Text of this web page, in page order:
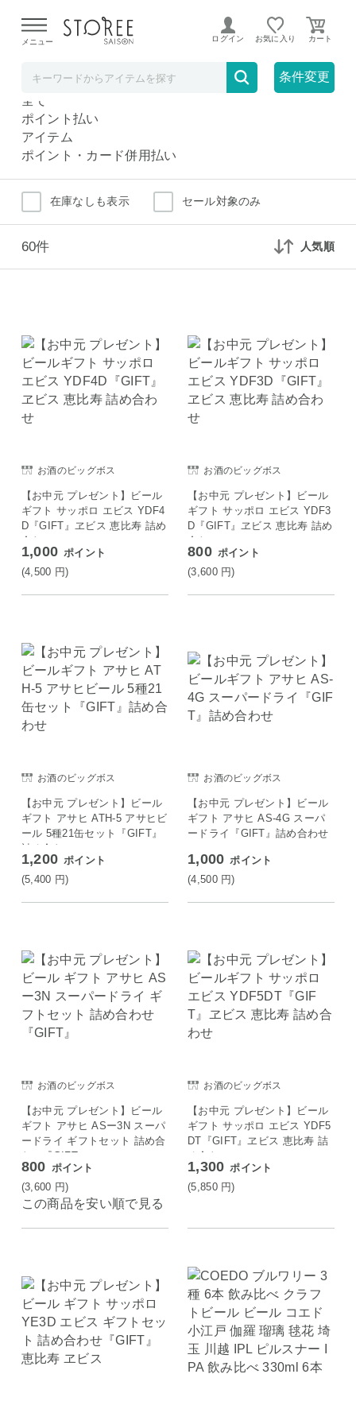
よる配送遅延が発生しております。
メニュー ログイン お気に入り
条件変更
ビールセット・詰め合わせ
ビールセット・詰め合わせ
全て
ポイント払い
アイテム
ポイント・カード併用払い
在庫なしも表示 セール対象のみ
60件 人気順
お酒のビッグボス
【お中元 プレゼント】ビール
ギフト サッポロ エビス YDF4
D『GIFT』ヱビス 恵比寿 詰め
合わせ
1,000 ポイント
(4,500 円)
お酒のビッグボス
【お中元 プレゼント】ビール
ギフト サッポロ エビス YDF3
D『GIFT』ヱビス 恵比寿 詰め
合わせ
800 ポイント
(3,600 円)
お酒のビッグボス
【お中元 プレゼント】ビール
ギフト アサヒ ATH-5 アサヒビ
ール 5種21缶セット『GIFT』
詰め合わせ
1,200 ポイント
(5,400 円)
お酒のビッグボス
【お中元 プレゼント】ビール
ギフト アサヒ AS-4G スーパ
ードライ『GIFT』詰め合わせ
1,000 ポイント
(4,500 円)
お酒のビッグボス
【お中元 プレゼント】ビール
ギフト アサヒ ASー3N スーパ
ードライ ギフトセット 詰め合
わせ『GIFT』
800 ポイント
(3,600 円)
この商品を安い順で見る
お酒のビッグボス
【お中元 プレゼント】ビール
ギフト サッポロ エビス YDF5
DT『GIFT』ヱビス 恵比寿 詰
め合わせ
1,300 ポイント
(5,850 円)